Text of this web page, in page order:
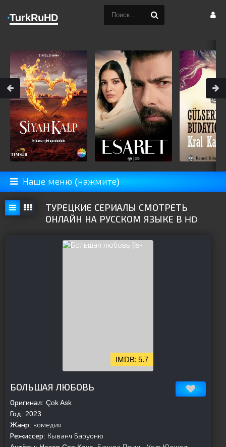
Наше меню (нажмите)
ТУРЕЦКИЕ СЕРИАЛЫ СМОТРЕТЬ
ОНЛАЙН НА РУССКОМ ЯЗЫКЕ В HD
[is-
5.7
БОЛЬШАЯ ЛЮБОВЬ
Оригинал: Çok Ask
Год: 2023
Жанр: комедия
Режиссер: Кыванч Баруоню
TurkRuHD